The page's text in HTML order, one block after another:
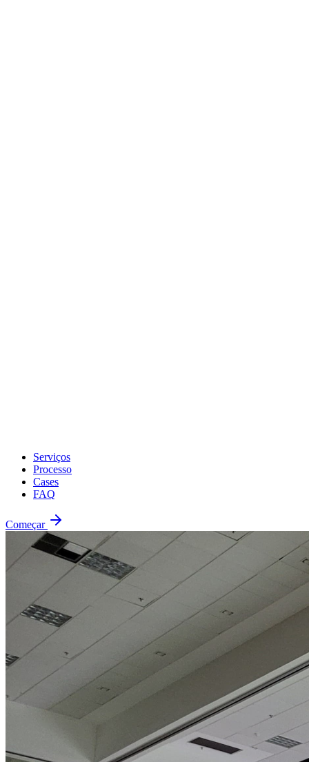
Serviços
Processo
Cases
FAQ
Começar